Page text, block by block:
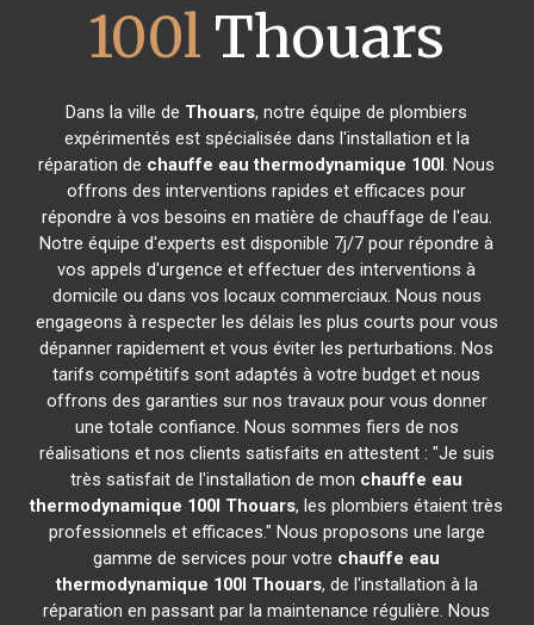
100l Thouars
Dans la ville de Thouars, notre équipe de plombiers
expérimentés est spécialisée dans l'installation et la
réparation de chauffe eau thermodynamique 100l. Nous
offrons des interventions rapides et efficaces pour
répondre à vos besoins en matière de chauffage de l'eau.
Notre équipe d'experts est disponible 7j/7 pour répondre à
vos appels d'urgence et effectuer des interventions à
domicile ou dans vos locaux commerciaux. Nous nous
engageons à respecter les délais les plus courts pour vous
dépanner rapidement et vous éviter les perturbations. Nos
tarifs compétitifs sont adaptés à votre budget et nous
offrons des garanties sur nos travaux pour vous donner
une totale confiance. Nous sommes fiers de nos
réalisations et nos clients satisfaits en attestent : "Je suis
très satisfait de l'installation de mon chauffe eau
thermodynamique 100l Thouars, les plombiers étaient très
professionnels et efficaces." Nous proposons une large
gamme de services pour votre chauffe eau
thermodynamique 100l Thouars, de l'installation à la
réparation en passant par la maintenance régulière. Nous